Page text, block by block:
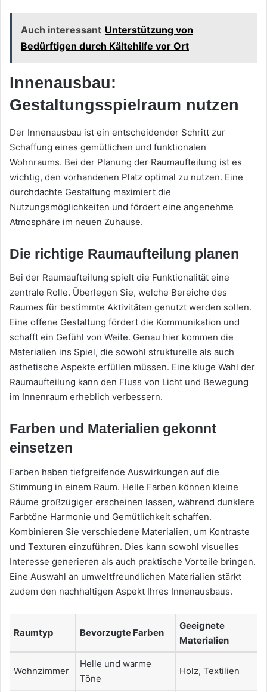
Auch interessant Unterstützung von
Bedürftigen durch Kältehilfe vor Ort
Innenausbau:
Gestaltungsspielraum nutzen
Der Innenausbau ist ein entscheidender Schritt zur
Schaffung eines gemütlichen und funktionalen
Wohnraums. Bei der Planung der Raumaufteilung ist es
wichtig, den vorhandenen Platz optimal zu nutzen. Eine
durchdachte Gestaltung maximiert die
Nutzungsmöglichkeiten und fördert eine angenehme
Atmosphäre im neuen Zuhause.
Die richtige Raumaufteilung planen
Bei der Raumaufteilung spielt die Funktionalität eine
zentrale Rolle. Überlegen Sie, welche Bereiche des
Raumes für bestimmte Aktivitäten genutzt werden sollen.
Eine offene Gestaltung fördert die Kommunikation und
schafft ein Gefühl von Weite. Genau hier kommen die
Materialien ins Spiel, die sowohl strukturelle als auch
ästhetische Aspekte erfüllen müssen. Eine kluge Wahl der
Raumaufteilung kann den Fluss von Licht und Bewegung
im Innenraum erheblich verbessern.
Farben und Materialien gekonnt
einsetzen
Farben haben tiefgreifende Auswirkungen auf die
Stimmung in einem Raum. Helle Farben können kleine
Räume großzügiger erscheinen lassen, während dunklere
Farbtöne Harmonie und Gemütlichkeit schaffen.
Kombinieren Sie verschiedene Materialien, um Kontraste
und Texturen einzuführen. Dies kann sowohl visuelles
Interesse generieren als auch praktische Vorteile bringen.
Eine Auswahl an umweltfreundlichen Materialien stärkt
zudem den nachhaltigen Aspekt Ihres Innenausbaus.
Raumtyp Bevorzugte Farben
Geeignete
Materialien
Wohnzimmer
Helle und warme
Töne
Holz, Textilien